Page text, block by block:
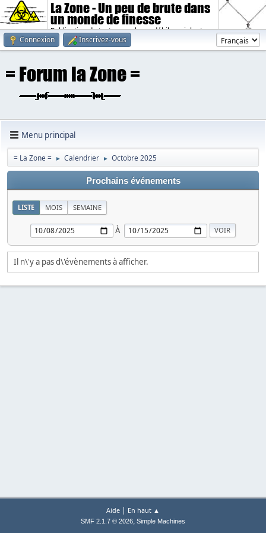
La Zone - Un peu de brute dans
un monde de finesse
Publication de textes sombres, débiles, violents.
Connexion
Inscrivez-vous
Menu principal
= La Zone = ► Calendrier ► Octobre 2025
Prochains événements
LISTE MOIS SEMAINE
À
Il n\'y a pas d\'évènements à afficher.
Aide | En haut ▲
SMF 2.1.7 © 2026, Simple Machines